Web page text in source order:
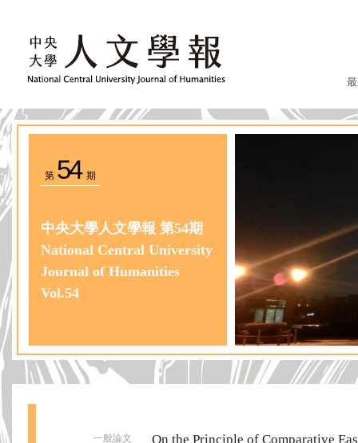
第 54期
中央大學人文學報 第54期
National Central University
Journal of Humanities
Vol.54
一般論文
On the Principle of Comparative